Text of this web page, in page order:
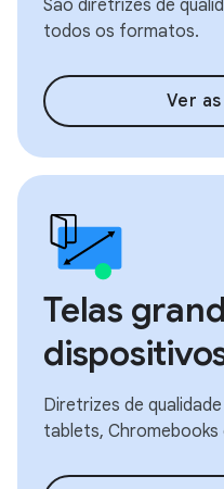
São diretrizes de
todos os formatos.
Ver
Telas
Diretrizes de
tablets,